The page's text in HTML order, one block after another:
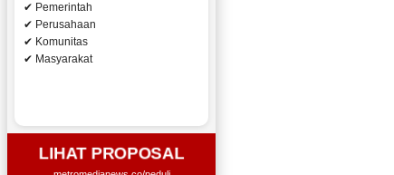
✔ Pemerintah
✔ Perusahaan
✔ Komunitas
✔ Masyarakat
LIHAT PROPOSAL